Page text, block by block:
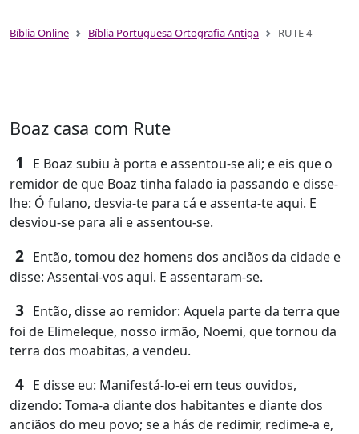
Bíblia Online Bíblia Portuguesa Ortografia Antiga RUTE 4
Boaz casa com Rute
1
E Boaz subiu à porta e assentou-se ali; e eis que o
remidor de que Boaz tinha falado ia passando e disse-
lhe: Ó fulano, desvia-te para cá e assenta-te aqui. E
desviou-se para ali e assentou-se.
2 Então, tomou dez homens dos anciãos da cidade e
disse: Assentai-vos aqui. E assentaram-se.
3 Então, disse ao remidor: Aquela parte da terra que
foi de Elimeleque, nosso irmão, Noemi, que tornou da
terra dos moabitas, a vendeu.
4 E disse eu: Manifestá-lo-ei em teus ouvidos,
dizendo: Toma-a diante dos habitantes e diante dos
anciãos do meu povo; se a hás de redimir, redime-a e,